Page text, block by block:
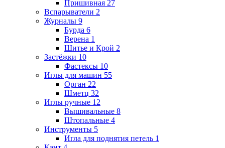
Пришивная 27
Вспарыватели 2
Журналы 9
Бурда 6
Верена 1
Шитье и Крой 2
Застёжки 10
Фастексы 10
Иглы для машин 55
Орган 22
Шметц 32
Иглы ручные 12
Вышивальные 8
Штопальные 4
Инструменты 5
Игла для поднятия петель 1